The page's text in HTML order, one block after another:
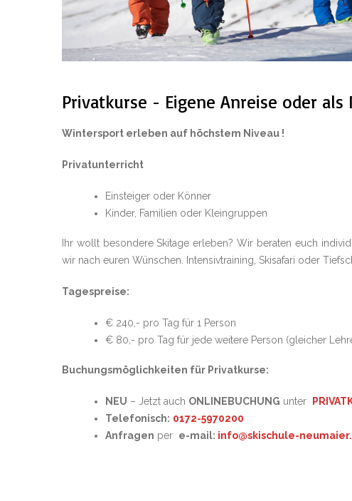
Privatkurse - Eigene Anreise oder
Wintersport erleben auf höchstem Niveau !
Privatunterricht
Einsteiger oder Könner
Kinder, Familien oder Kleingruppen
Ihr wollt besondere Skitage erleben? Wir beraten euch
wir nach euren Wünschen. Intensivtraining, Skisafari oder
Tagespreise:
€ 240,- pro Tag für 1 Person
€ 80,- pro Tag für jede weitere Person (gleicher
Buchungsmöglichkeiten für Privatkurse:
NEU – Jetzt auch ONLINEBUCHUNG unter
Telefonisch: 0172-5970200
Anfragen per e-mail: info@skischule-